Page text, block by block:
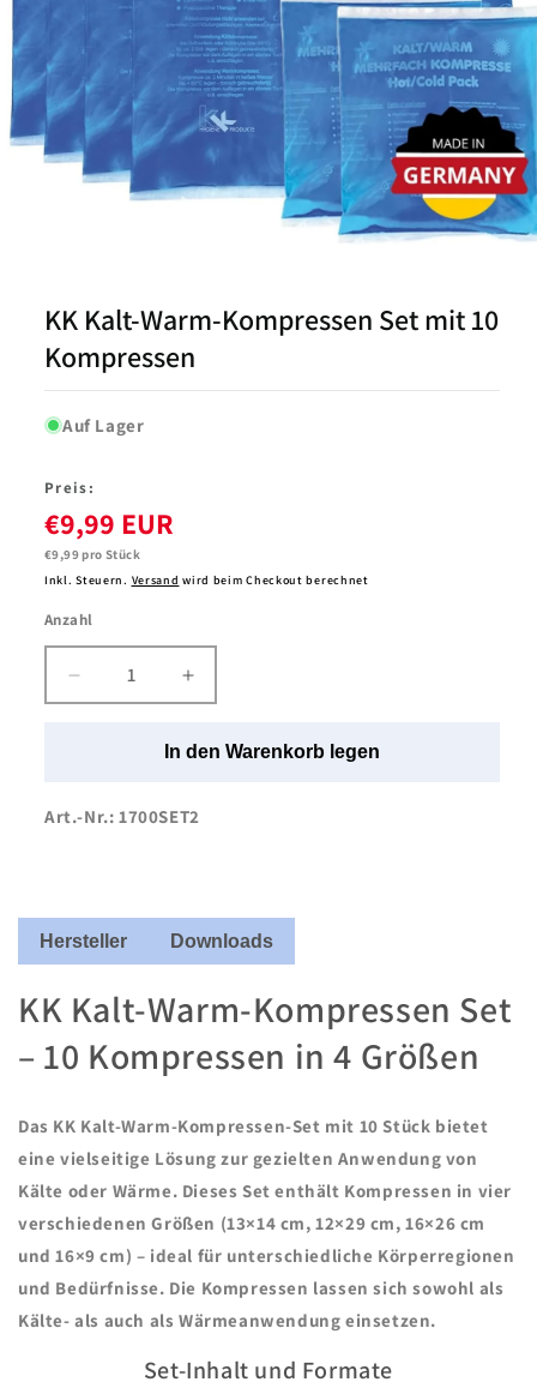
ModalKK Kalt-Warm-Kompressen Set mit 10
Kompressen
Auf Lager
Preis:
€9,99 EUR
Grundpreis
€9,99 pro Stück
Inkl. Steuern. Versand wird beim Checkout berechnet
Anzahl
Anzahl
Verringere
die
Kalt-
mit
10
Kompressen
Erhöhe
die
für
Kalt-
mit
10
Kompressen
In den Warenkorb legen
Art.-Nr.: 1700SET2
Hersteller Downloads
KK Kalt-Warm-Kompressen Set
– 10 Kompressen in 4 Größen
Das KK Kalt-Warm-Kompressen-Set mit 10 Stück bietet
eine vielseitige Lösung zur gezielten Anwendung von
Kälte oder Wärme. Dieses Set enthält Kompressen in vier
verschiedenen Größen (13×14 cm, 12×29 cm, 16×26 cm
und 16×9 cm) – ideal für unterschiedliche Körperregionen
und Bedürfnisse. Die Kompressen lassen sich sowohl als
Kälte- als auch als Wärmeanwendung einsetzen.
Set-Inhalt und Formate